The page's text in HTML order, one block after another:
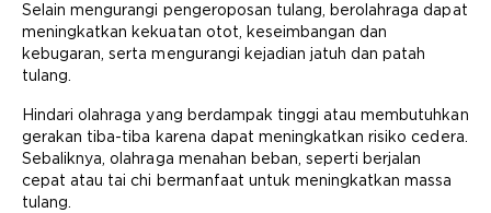
Selain mengurangi pengeroposan tulang, berolahraga dapat
meningkatkan kekuatan otot, keseimbangan dan
kebugaran, serta mengurangi kejadian jatuh dan patah
tulang.
Hindari olahraga yang berdampak tinggi atau membutuhkan
gerakan tiba-tiba karena dapat meningkatkan risiko cedera.
Sebaliknya, olahraga menahan beban, seperti berjalan
cepat atau tai chi bermanfaat untuk meningkatkan massa
tulang.